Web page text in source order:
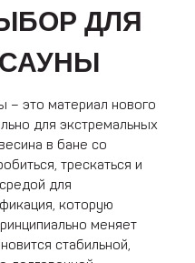
ДЛЯ
– это материал нового
для экстремальных
в бане со
трескаться и
для
которую
меняет
стабильной,